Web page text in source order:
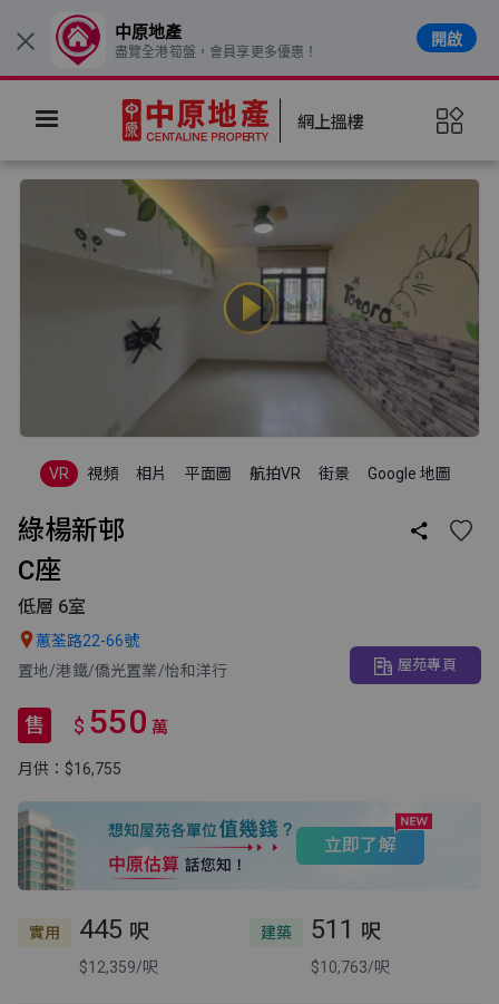
網上搵樓
VR 視頻 相片 平面圖 航拍VR 街景 Google 地圖
綠楊新邨 
C座
低層 6室
蕙荃路22-66號
置地/港鐵/僑光置業/怡和洋行
屋苑專頁
售 $ 550 萬
月供：$16,755
立即了解
實用 445 呎
$12,359/呎
建築 511 呎
$10,763/呎
× 中原地產
盡覽全港筍盤，會員享更多優惠！
開啟